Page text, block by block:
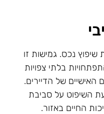
נכס. גמישות זו
בלתי צפויות
של הדיירים.
השיפוט על סביבת
החיים באזור.